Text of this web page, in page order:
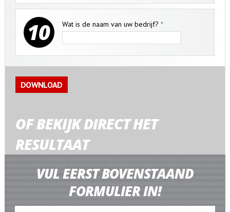
10 Wat is de naam van uw bedrijf? *
OF BEKIJK DIRECT HET
RESULTAAT
VUL EERST BOVENSTAAND
FORMULIER IN!